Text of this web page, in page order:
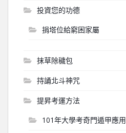
投資您的功德
捐塔位給窮困家屬
抹草除穢包
持誦北斗神咒
提昇考運方法
101年大學考奇門遁甲應用